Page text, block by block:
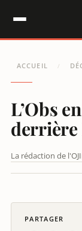
ACCUEIL /
L’Obs
derrière
La rédaction de
PARTAGER
Panneau de